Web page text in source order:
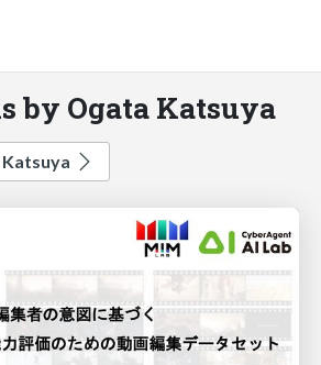
by Ogata Katsuya
Katsuya